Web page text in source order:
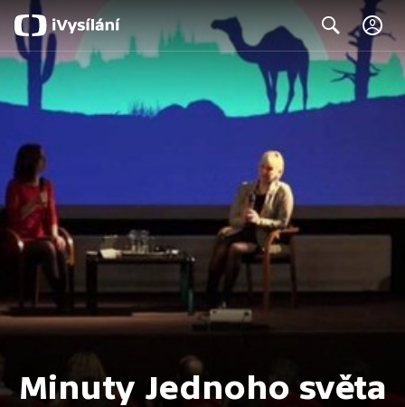
Search
Minuty Jednoho světa